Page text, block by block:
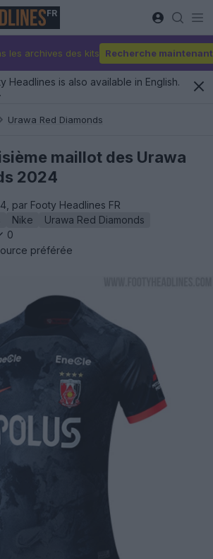
FR
les archives des kits Recherche maintenant
Headlines is also available in English.
Urawa Red Diamonds
maillot des Urawa
2024
par Footy Headlines FR
Nike
Urawa Red Diamonds
0
préférée